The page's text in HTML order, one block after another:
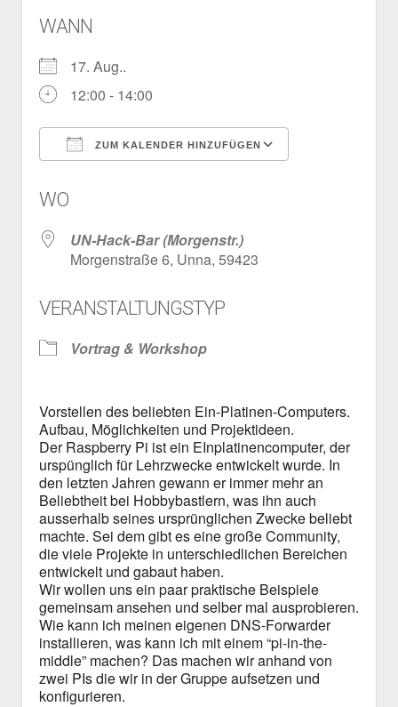
WANN
17. Aug..
12:00 - 14:00
ZUM KALENDER HINZUFÜGEN
WO
UN-Hack-Bar (Morgenstr.)
Morgenstraße 6, Unna, 59423
VERANSTALTUNGSTYP
Vortrag & Workshop
Vorstellen des beliebten Ein-Platinen-Computers.
Aufbau, Möglichkeiten und Projektideen.
Der Raspberry Pi ist ein EInplatinencomputer, der
urspünglich für Lehrzwecke entwickelt wurde. In
den letzten Jahren gewann er immer mehr an
Beliebtheit bei Hobbybastlern, was ihn auch
ausserhalb seines ursprünglichen Zwecke beliebt
machte. Sei dem gibteseine große Community,
die viele Projekte in unterschiedlichen Bereichen
entwickelt und gabaut haben.
Wir wollen uns ein paar praktische Beispiele
gemeinsam ansehen und selber mal ausprobieren.
Wie kann ich meinen eigenen DNS-Forwarder
installieren, was kann ich mit einem “pi-in-the-
middle” machen? Das machen wir anhand von
zwei PIs die wir in der Gruppe aufsetzen und
konfigurieren.